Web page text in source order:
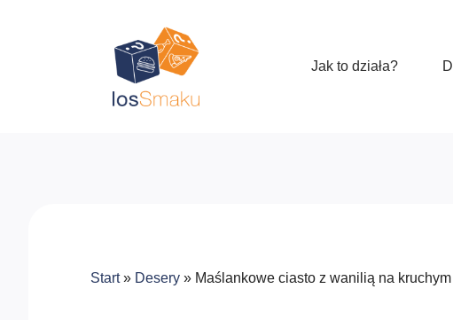
Jak to działa?
Start» Desery » Maślankowe ciasto z wanilią na